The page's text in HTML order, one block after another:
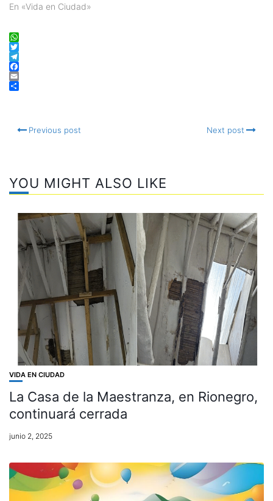
En «Vida en Ciudad»
WhatsApp
Twitter
Telegram
Facebook
Email
Previous post Next post
YOU MIGHT ALSO LIKE
VIDA EN CIUDAD
La Casa de la Maestranza, en Rionegro,
continuará cerrada
junio 2, 2025